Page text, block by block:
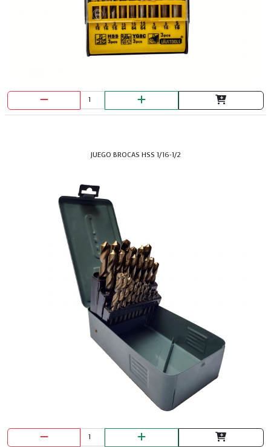
JUEGO BROCAS HSS 1/16-1/2